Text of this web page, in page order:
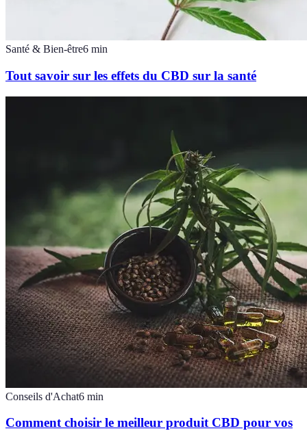
Santé & Bien-être6 min
Tout savoir sur les effets du CBD sur la santé
Conseils d'Achat6 min
Comment choisir le meilleur produit CBD pour vos